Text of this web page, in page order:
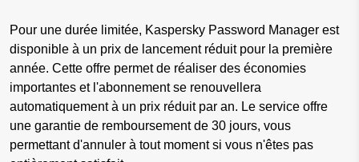
Pour une durée limitée, Kaspersky Password Manager est
disponible à un prix de lancement réduit pour la première
année. Cette offre permet de réaliser des économies
importantes et l'abonnement se renouvellera
automatiquement à un prix réduit par an. Le service offre
une garantie de remboursement de 30 jours, vous
permettant d'annuler à tout moment si vous n'êtes pas